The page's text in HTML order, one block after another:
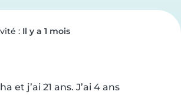
: Il y a 1 mois
et j’ai 21 ans. J’ai 4 ans